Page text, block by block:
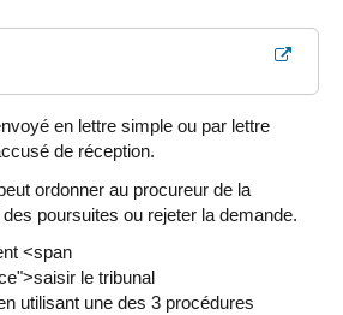
en lettre simple ou par lettre
de réception.
ordonner au procureur de la
poursuites ou rejeter la demande.
<span
le tribunal
utilisant une des 3 procédures